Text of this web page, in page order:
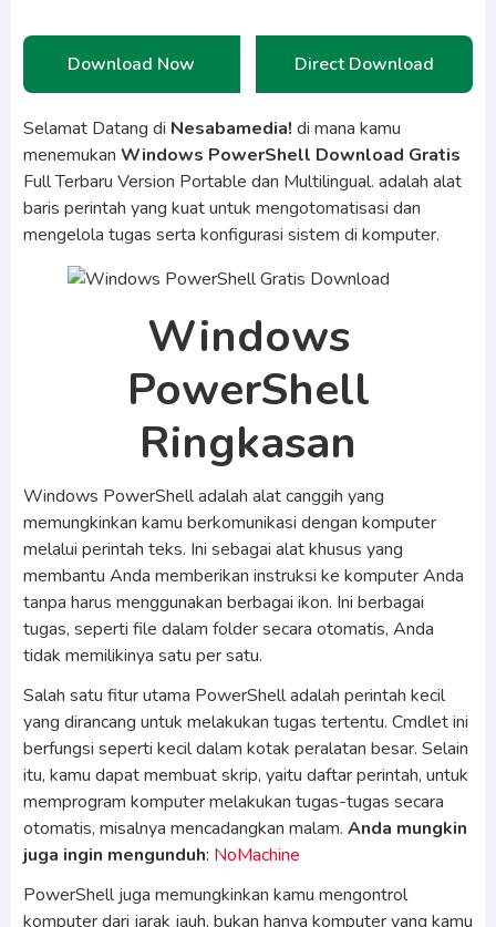
Download Now Direct Download
Selamat Datang di Nesabamedia! di mana kamu
menemukan Windows PowerShell Download Gratis
Full Terbaru Version Portable dan Multilingual. adalah alat
baris perintah yang kuat untuk mengotomatisasi dan
mengelola tugas serta konfigurasi sistem di komputer.
Windows
PowerShell
Ringkasan
Windows PowerShell adalah alat canggih yang
memungkinkan kamu berkomunikasi dengan komputer
melalui perintah teks. Ini sebagai alat khusus yang
membantu Anda memberikan instruksi ke komputer Anda
tanpa harus menggunakan berbagai ikon. Ini berbagai
tugas, seperti file dalam folder secara otomatis, Anda
tidak memilikinya satu per satu.
Salah satu fitur utama PowerShell adalah perintah kecil
yang dirancang untuk melakukan tugas tertentu. Cmdlet ini
berfungsi seperti kecil dalam kotak peralatan besar. Selain
itu, kamu dapat membuat skrip, yaitu daftar perintah, untuk
memprogram komputer melakukan tugas-tugas secara
otomatis, misalnya mencadangkan malam. Anda mungkin
juga ingin mengunduh: NoMachine
PowerShell juga memungkinkan kamu mengontrol
komputer dari jarak jauh, bukan hanya komputer yang kamu